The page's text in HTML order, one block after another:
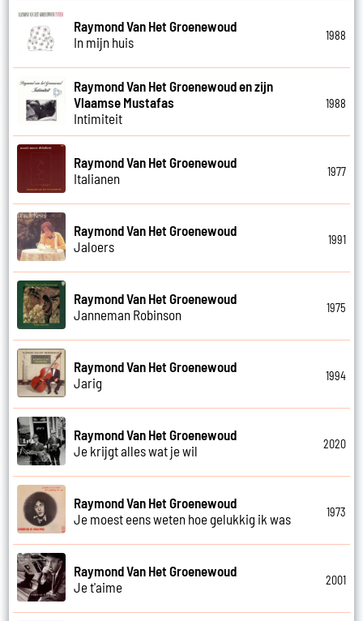
Raymond Van Het Groenewoud
In mijn huis
1988
Raymond Van Het Groenewoud en zijn
Vlaamse Mustafas
Intimiteit
1988
Raymond Van Het Groenewoud
Italianen
1977
Raymond Van Het Groenewoud
Jaloers
1991
Raymond Van Het Groenewoud
Janneman Robinson
1975
Raymond Van Het Groenewoud
Jarig
1994
Raymond Van Het Groenewoud
Je krijgt alles wat je wil
2020
Raymond Van Het Groenewoud
Je moest eens weten hoe gelukkig ik was
1973
Raymond Van Het Groenewoud
Je t'aime
2001